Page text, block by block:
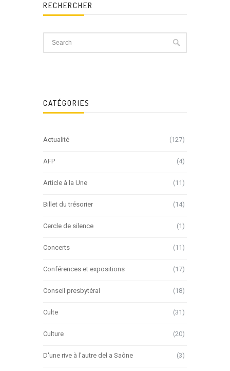
RECHERCHER
CATÉGORIES
Actualité (127)
AFP (4)
Article à la Une (11)
Billet du trésorier (14)
Cercle de silence (1)
Concerts (11)
Conférences et expositions (17)
Conseil presbytéral (18)
Culte (31)
Culture (20)
D'une rive à l'autre del a Saône (3)